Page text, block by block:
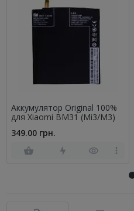
Аккумулятор Original 100%
для Xiaomi BM31 (Mi3/M3)
349.00 грн.